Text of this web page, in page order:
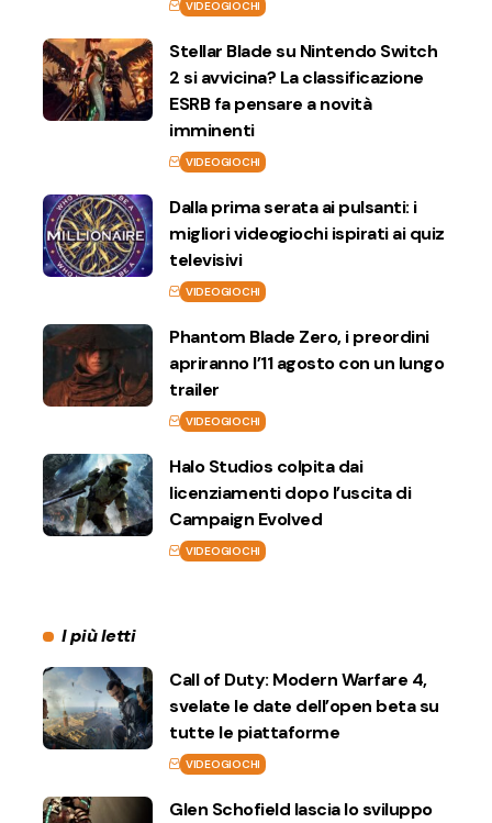
VIDEOGIOCHI
Stellar Blade su Nintendo Switch
2 si avvicina? La classificazione
ESRB fa pensare a novità
imminenti
VIDEOGIOCHI
Dalla prima serata ai pulsanti: i
migliori videogiochi ispirati ai quiz
televisivi
VIDEOGIOCHI
Phantom Blade Zero, i preordini
apriranno l’11 agosto con un lungo
trailer
VIDEOGIOCHI
Halo Studios colpita dai
licenziamenti dopo l’uscita di
Campaign Evolved
VIDEOGIOCHI
I più letti
Call of Duty: Modern Warfare 4,
svelate le date dell’open beta su
tutte le piattaforme
VIDEOGIOCHI
Glen Schofield lascia lo sviluppo